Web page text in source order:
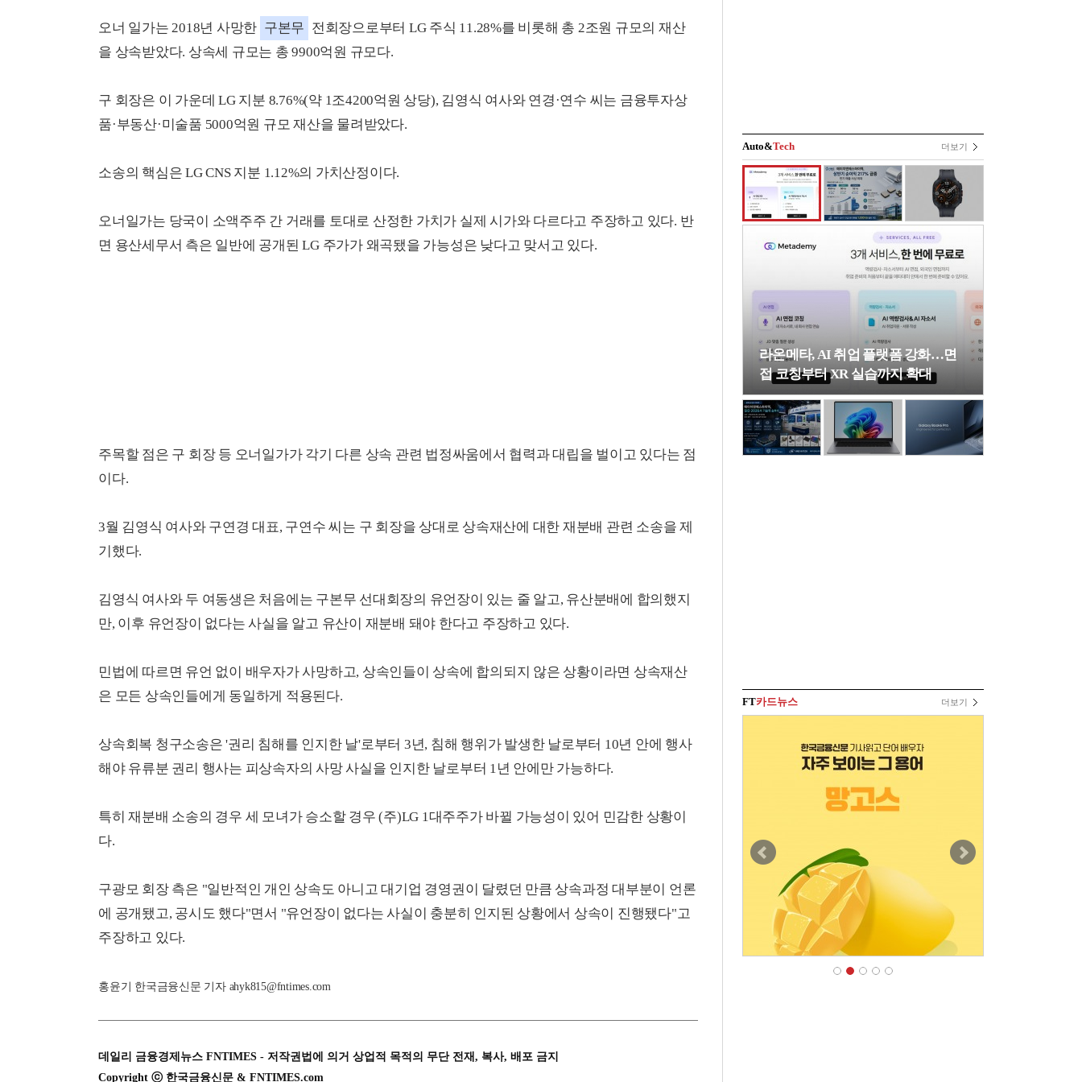
오너 일가는 2018년 사망한 구본무 전회장으로부터 LG 주식 11.28%를 비롯해 총 2조원 규모의 재산
을 상속받았다. 상속세 규모는 총 9900억원 규모다.
구 회장은 이 가운데 LG 지분 8.76%(약 1조4200억원 상당), 김영식 여사와 연경·연수 씨는 금융투자상
품·부동산·미술품 5000억원 규모 재산을 물려받았다.
소송의 핵심은 LG CNS 지분 1.12%의 가치산정이다.
오너일가는 당국이 소액주주 간 거래를 토대로 산정한 가치가 실제 시가와 다르다고 주장하고 있다. 반
면 용산세무서 측은 일반에 공개된 LG 주가가 왜곡됐을 가능성은 낮다고 맞서고 있다.
주목할 점은 구 회장 등 오너일가가 각기 다른 상속 관련 법정싸움에서 협력과 대립을 벌이고 있다는 점
이다.
3월 김영식 여사와 구연경 대표, 구연수 씨는 구 회장을 상대로 상속재산에 대한 재분배 관련 소송을 제
기했다.
김영식 여사와 두 여동생은 처음에는 구본무 선대회장의 유언장이 있는 줄 알고, 유산분배에 합의했지
만, 이후 유언장이 없다는 사실을 알고 유산이 재분배 돼야 한다고 주장하고 있다.
민법에 따르면 유언 없이 배우자가 사망하고, 상속인들이 상속에 합의되지 않은 상황이라면 상속재산
은 모든 상속인들에게 동일하게 적용된다.
상속회복 청구소송은 '권리 침해를 인지한 날'로부터 3년, 침해 행위가 발생한 날로부터 10년 안에 행사
해야 유류분 권리 행사는 피상속자의 사망 사실을 인지한 날로부터 1년 안에만 가능하다.
특히 재분배 소송의 경우 세 모녀가 승소할 경우 (주)LG 1대주주가 바뀔 가능성이 있어 민감한 상황이
다.
구광모 회장 측은 "일반적인 개인 상속도 아니고 대기업 경영권이 달렸던 만큼 상속과정 대부분이 언론
에 공개됐고, 공시도 했다"면서 "유언장이 없다는 사실이 충분히 인지된 상황에서 상속이 진행됐다"고
주장하고 있다.
홍윤기 한국금융신문 기자 ahyk815@fntimes.com
데일리 금융경제뉴스 FNTIMES - 저작권법에 의거 상업적 목적의 무단 전재, 복사, 배포 금지
Copyright ⓒ 한국금융신문 & FNTIMES.com
Auto&Tech 더보기
라온메타, AI 취업 플랫폼 강화…면
접 코칭부터 XR 실습까지 확대
FT카드뉴스 더보기